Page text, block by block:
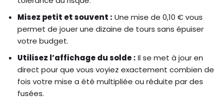
Misez petit et souvent : Une mise de 0,10 € vous
permet de jouer une dizaine de tours sans épuiser
votre budget.
Utilisez l’affichage du solde : Il se met à jour en
direct pour que vous voyiez exactement combien de
fois votre mise a été multipliée ou réduite par des
fusées.